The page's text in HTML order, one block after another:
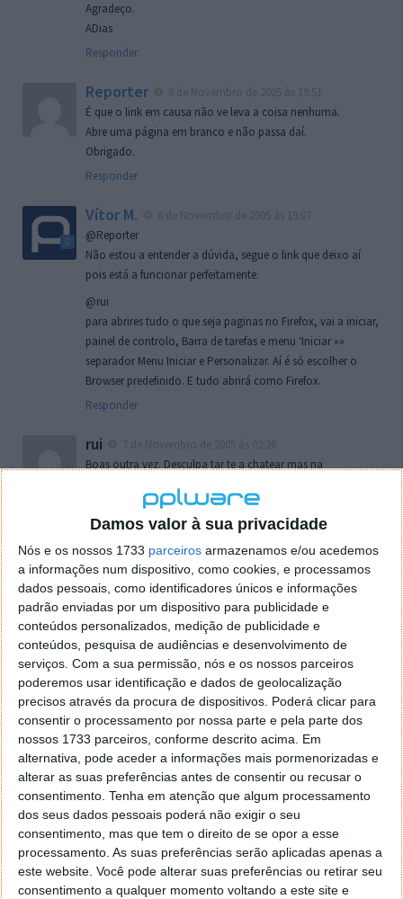
Damos valor à sua privacidade
Nós e os nossos 1733 parceiros armazenamos e/ou acedemos
a informações num dispositivo, como cookies, e processamos
dados pessoais, como identificadores únicos e informações
padrão enviadas por um dispositivo para publicidade e
conteúdos personalizados, medição de publicidade e
conteúdos, pesquisa de audiências e desenvolvimento de
serviços. Com a sua permissão, nós e os nossos parceiros
poderemos usar identificação e dados de geolocalização
precisos através da procura de dispositivos. Poderá clicar para
consentir o processamento por nossa parte e pela parte dos
nossos 1733 parceiros, conforme descrito acima. Em
alternativa, pode aceder a informações mais pormenorizadas e
alterar as suas preferências antes de consentir ou recusar o
consentimento. Tenha em atenção que algum processamento
dos seus dados pessoais poderá não exigir o seu
consentimento, mas que tem o direito de se opor a esse
processamento. As suas preferências serão aplicadas apenas a
este website. Você pode alterar suas preferências ou retirar seu
consentimento a qualquer momento voltando a este site e
Agradeço.
ADias
Responder
Reporter
É que o link em causa não ve leva a coisa nenhuma.
Abre uma página em branco e não passa daí.
Obrigado.
Responder
Vítor M.
@Reporter
Não estou a entender a dúvida, segue o link que deixo aí
pois está a funcionar perfeitamente.
@rui
para abrires tudo o que seja paginas no Firefox, vai a iniciar,
painel de controlo, Barra de tarefas e menu ‘Iniciar »»
separador Menu Iniciar e Personalizar. Aí é só escolher o
Browser predefinido. E tudo abrirá como Firefox.
Responder
rui
Boas outra vez. Desculpa tar te a chatear mas na
o firefox como browser predefenido
de control tudo e nada. Tou a comecar a desesperar, ate ja
tentei apagar o explorer na tentativa de forçar o uso do
firefox mas em vao. Kaso te lembres de outra dica fico
agradecido, caso contrario obrigado a mesma
Responder
Vítor M.
7 de Novembro de 2005 às 01:39
@Reporter
Desculpa mas o link funciona. Seja como for segue por mail
o MSn Messenger 8.
Responder
Vítor M.
7 de Novembro de 2005 às 11:21
@Rui
Tens de encontrar o que te falei. Faz da seguinte maneira,
janela iniciar e no topo dessa janela com o botão direito do
rato faz propriedades. Depois no separador Menu ‘Iniciar’
clica no botão ‘Personalizar’ aí encontrarás no separador
geral a opção para escolheres o Browser com que queres